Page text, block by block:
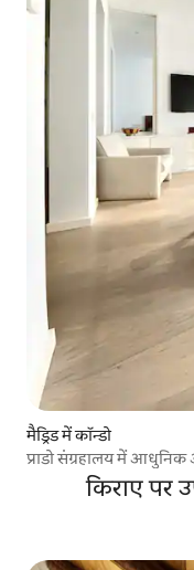
मैड्रिड में कॉन्डो
प्राडो संग्रहालय में
किराए पर